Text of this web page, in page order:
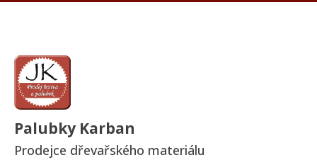
Palubky Karban
Prodejce dřevařského materiálu